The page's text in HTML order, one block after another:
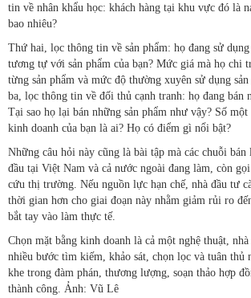
tin về nhân khẩu học: khách hàng tại khu vực đó là
bao nhiêu?
Thứ hai, lọc thông tin về sản phẩm: họ đang sử
tương tự với sản phẩm của bạn? Mức giá mà họ chi
từng sản phẩm và mức độ thường xuyên sử dụng
ba, lọc thông tin về đối thủ cạnh tranh: họ đang bán
Tại sao họ lại bán những sản phẩm như vậy? Số
kinh doanh của bạn là ai? Họ có điểm gì nổi bật?
Những câu hỏi này cũng là bài tập mà các chuỗi bán
đầu tại Việt Nam và cả nước ngoài đang làm, còn
cứu thị trường. Nếu nguồn lực hạn chế, nhà đầu tư
thời gian hơn cho giai đoạn này nhằm giảm rủi ro
bắt tay vào làm thực tế.
Chọn mặt bằng kinh doanh là cả một nghệ thuật,
nhiều bước tìm kiếm, khảo sát, chọn lọc và tuân thủ
khe trong đàm phán, thương lượng, soạn thảo hợp
thành công. Ảnh: Vũ Lê